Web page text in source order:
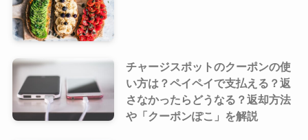
チャージスポットのクーポンの使
い方は？ペイペイで支払える？返
さなかったらどうなる？返却方法
や「クーポンぽこ」を解説